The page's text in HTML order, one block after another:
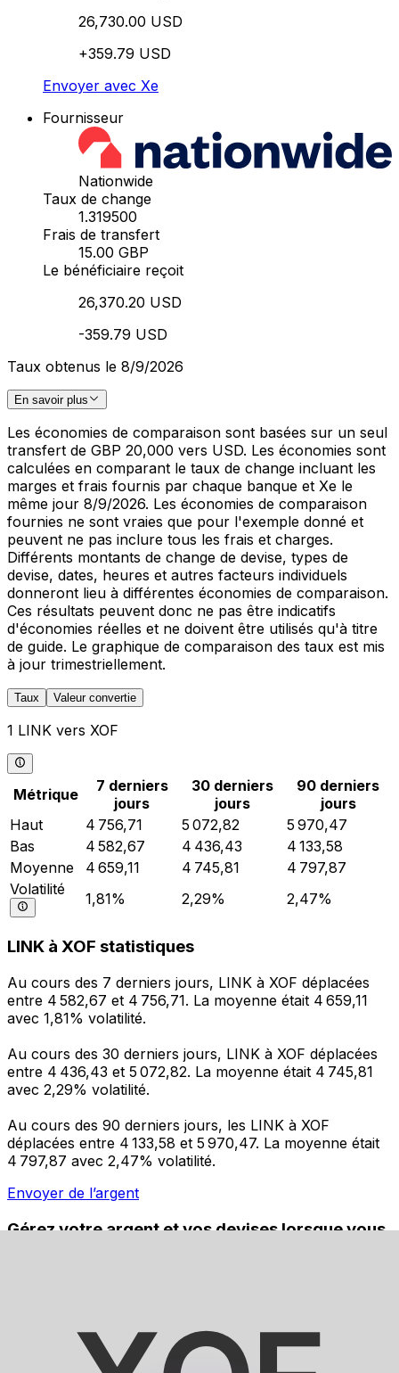
26,730.00 USD
+359.79 USD
Envoyer avec Xe
Fournisseur
Nationwide
Taux de change
1.319500
Frais de transfert
15.00 GBP
Le bénéficiaire reçoit
26,370.20 USD
-359.79 USD
Taux obtenus le 8/9/2026
En savoir plus
Les économies de comparaison sont basées sur un seul
transfert de GBP 20,000 vers USD. Les économies sont
calculées en comparant le taux de change incluant les
marges et frais fournis par chaque banque et Xe le
même jour 8/9/2026. Les économies de comparaison
fournies ne sont vraies que pour l'exemple donné et
peuvent ne pas inclure tous les frais et charges.
Différents montants de change de devise, types de
devise, dates, heures et autres facteurs individuels
donneront lieu à différentes économies de comparaison.
Ces résultats peuvent donc ne pas être indicatifs
d'économies réelles et ne doivent être utilisés qu'à titre
de guide. Le graphique de comparaison des taux est mis
à jour trimestriellement.
Taux Valeur convertie
1 LINK vers XOF
Métrique
7 derniers
jours
30 derniers
jours
90 derniers
jours
Haut
4 756,71 5 072,82
5 970,47
Bas
4 582,67 4 436,43
4 133,58
Moyenne
4 659,11 4 745,81
4 797,87
Volatilité
1,81% 2,29% 2,47%
LINK à XOF statistiques
Au cours des 7 derniers jours, LINK à XOF déplacées
entre 4 582,67 et 4 756,71. La moyenne était 4 659,11
avec 1,81% volatilité.
Au cours des 30 derniers jours, LINK à XOF déplacées
entre 4 436,43 et 5 072,82. La moyenne était 4 745,81
avec 2,29% volatilité.
Au cours des 90 derniers jours, les LINK à XOF
déplacées entre 4 133,58 et 5 970,47. La moyenne était
4 797,87 avec 2,47% volatilité.
Envoyer de l’argent
Gérez votre argent et vos devises lorsque vous
programmez des alertes de taux et transférez de
l'argent à l'étranger sans frais cachés. Téléchargez